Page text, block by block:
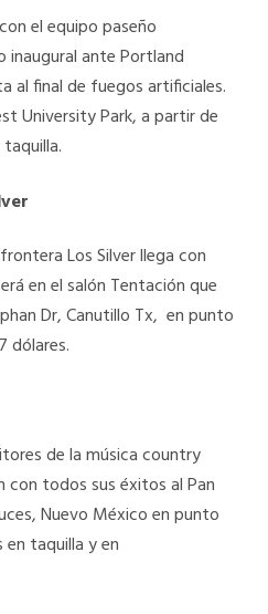
el equipo paseño
inaugural ante Portland
al final de fuegos artificiales.
University Park, a partir de
Los Silver llega con
en el salón Tentación que
Dr, Canutillo Tx, en punto
dólares.
de la música country
con todos sus éxitos al Pan
Nuevo México en punto
en taquilla y en